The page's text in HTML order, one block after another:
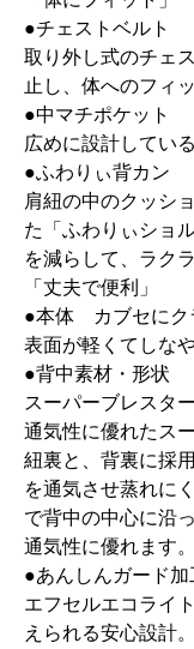
●チェストベルト
取り外し式のチェ
止し、体へのフィ
●中マチポケット
広めに設計してい
●ふわりぃ背カン
肩紐の中のクッシ
た「ふわりぃショ
を減らして、ラク
「丈夫で便利」
●本体 カブセにク
表面が軽くてしな
●背中素材・形状
スーパーブレスター
通気性に優れたス
紐裏と、背裏に採
を通気させ蒸れに
で背中の中心に沿
通気性に優れます。
●あんしんガード加
エフセルエコライ
えられる安心設計。